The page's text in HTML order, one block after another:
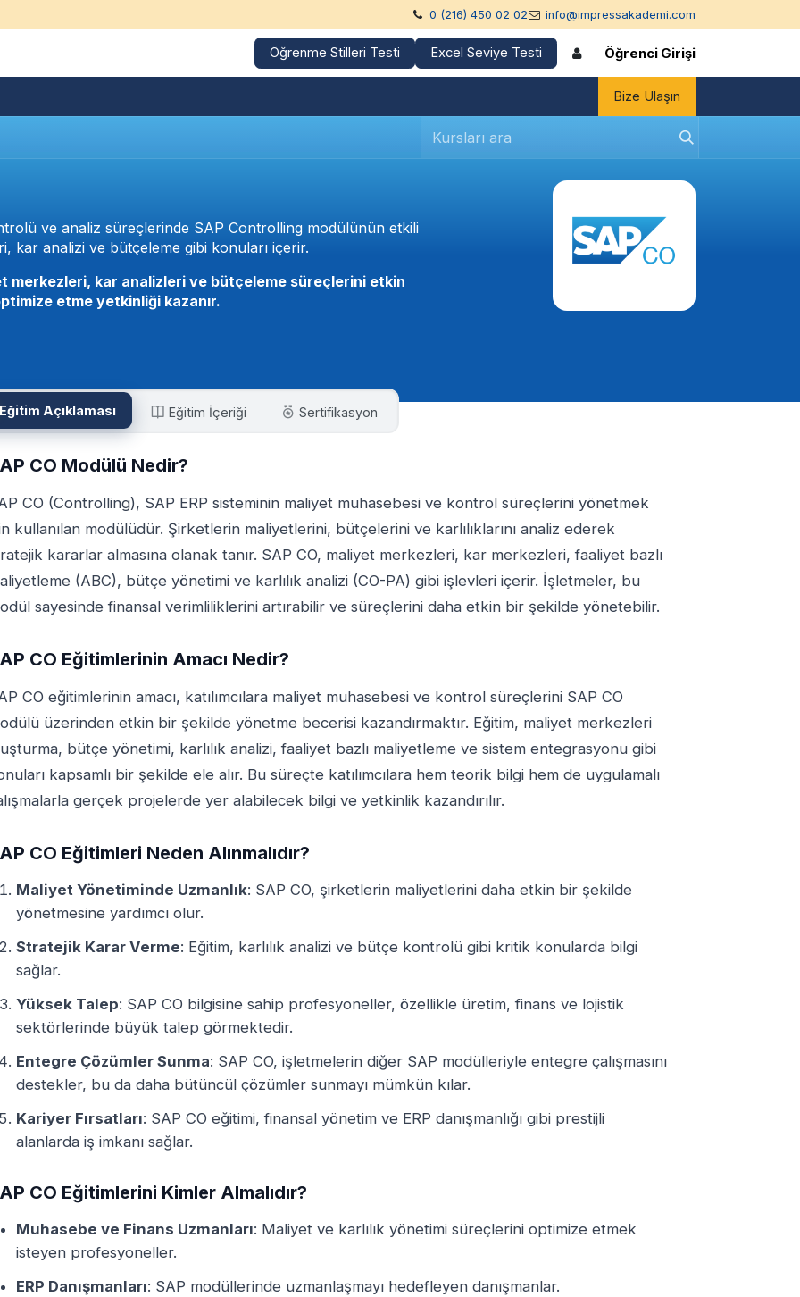
0 (216) 450 02 02 info@impressakademi.com
Öğrenme Stilleri Testi Excel Seviye Testi Öğrenci Girişi
Bize Ulaşın
ve analiz süreçlerinde SAP Controlling modülünün etkili
kar analizi ve bütçeleme gibi konuları içerir.
merkezleri, kar analizleri ve bütçeleme süreçlerini etkin
etme yetkinliği kazanır.
Eğitim Açıklaması Eğitim İçeriği Sertifikasyon
CO Modülü Nedir?
CO (Controlling), SAP ERP sisteminin maliyet muhasebesi ve kontrol süreçlerini yönetmek
kullanılan modülüdür. Şirketlerin maliyetlerini, bütçelerini ve karlılıklarını analiz ederek
kararlar almasına olanak tanır. SAP CO, maliyet merkezleri, kar merkezleri, faaliyet bazlı
(ABC), bütçe yönetimi ve karlılık analizi (CO-PA) gibi işlevleri içerir. İşletmeler, bu
sayesinde finansal verimliliklerini artırabilir ve süreçlerini daha etkin bir şekilde yönetebilir.
CO Eğitimlerinin Amacı Nedir?
CO eğitimlerinin amacı, katılımcılara maliyet muhasebesi ve kontrol süreçlerini SAP CO
üzerinden etkin bir şekilde yönetme becerisi kazandırmaktır. Eğitim, maliyet merkezleri
bütçe yönetimi, karlılık analizi, faaliyet bazlı maliyetleme ve sistem entegrasyonu gibi
kapsamlı bir şekilde ele alır. Bu süreçte katılımcılara hem teorik bilgi hem de uygulamalı
gerçek projelerde yer alabilecek bilgi ve yetkinlik kazandırılır.
CO Eğitimleri Neden Alınmalıdır?
Maliyet Yönetiminde Uzmanlık: SAP CO, şirketlerin maliyetlerini daha etkin bir şekilde
yönetmesine yardımcı olur.
Stratejik Karar Verme: Eğitim, karlılık analizi ve bütçe kontrolü gibi kritik konularda bilgi
sağlar.
Yüksek Talep: SAP CO bilgisine sahip profesyoneller, özellikle üretim, finans ve lojistik
sektörlerinde büyük talep görmektedir.
Entegre Çözümler Sunma: SAP CO, işletmelerin diğer SAP modülleriyle entegre çalışmasını
destekler, bu da daha bütüncül çözümler sunmayı mümkün kılar.
Kariyer Fırsatları: SAP CO eğitimi, finansal yönetim ve ERP danışmanlığı gibi prestijli
alanlarda iş imkanı sağlar.
CO Eğitimlerini Kimler Almalıdır?
Muhasebe ve Finans Uzmanları: Maliyet ve karlılık yönetimi süreçlerini optimize etmek
isteyen profesyoneller.
ERP Danışmanları: SAP modüllerinde uzmanlaşmayı hedefleyen danışmanlar.